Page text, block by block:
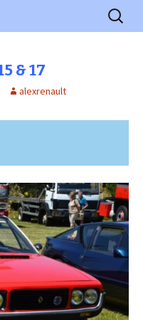
historiques
& 17
alexrenault